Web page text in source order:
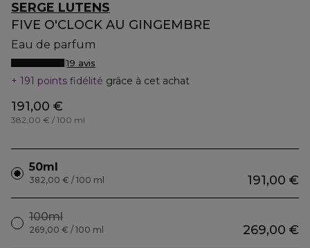
SERGE LUTENS
FIVE O'CLOCK AU GINGEMBRE
Eau de parfum
19 avis
191 points fidélité grâce à cet achat
191,00 €
382,00 € / 100 ml
50ml
191,00 €
382,00 € / 100 ml
100ml
269,00 €
269,00 € / 100 ml